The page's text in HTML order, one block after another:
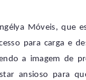
Móveis, que
para carga e
a imagem de
ansioso para